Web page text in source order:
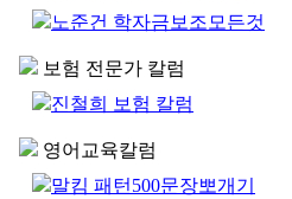
노준건 학자금보조모든것
보험 전문가 칼럼
진철희 보험 칼럼
영어교육칼럼
말킴 패턴500문장뽀개기